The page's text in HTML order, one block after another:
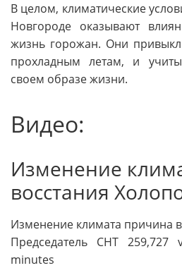
В целом, климатические
Новгороде оказывают
жизнь горожан. Они
прохладным летам, и
своем образе жизни.
Видео:
Изменение
восстания
Изменение климата причина
Председатель СНТ
minutes